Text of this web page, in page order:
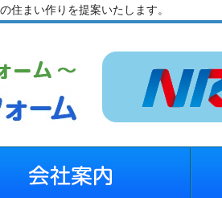
住まい作りを提案いたします。